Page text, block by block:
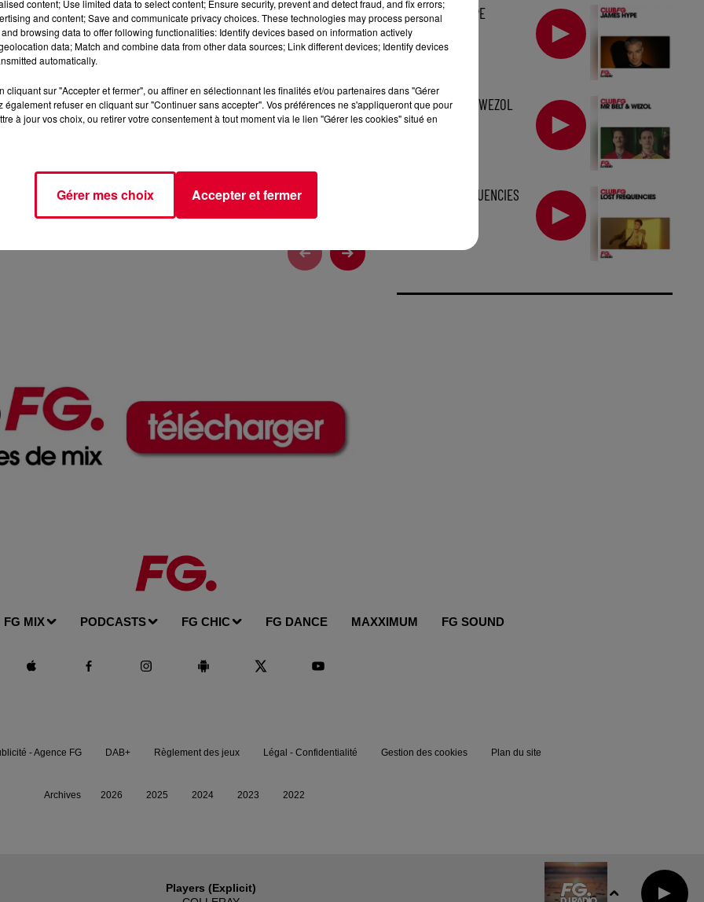
, 📱 et sur l’Application FG (IOShttps://urlz.fr/hhZxGoogle
rave et tech-house
MIX : JAMES HYPE
MIX : MR BELT & WEZOL
MIX : LOST FREQUENCIES
FG MIX PODCASTS FG CHIC FG DANCE MAXXIMUM FG SOUND
Players (explicit)
- Agence FG DAB+ Règlement des jeux Légal - Confidentialité Gestion des cookies Plan du site
Archives 2026 2025 2024 2023 2022
content; Use limited data to select content; Ensure security, prevent and detect fraud, and fix errors;
and content; Save and communicate privacy choices. These technologies may process personal
browsing data to offer following functionalities: Identify devices based on information actively
data; Match and combine data from other data sources; Link different devices; Identify devices
automatically.
cliquant sur "Accepter et fermer", ou affiner en sélectionnant les finalités et/ou partenaires dans "Gérer
également refuser en cliquant sur "Continuer sans accepter". Vos préférences ne s'appliqueront que pour
à jour vos choix, ou retirer votre consentement à tout moment via le lien "Gérer les cookies" situé en
Gérer mes choix Accepter et fermer